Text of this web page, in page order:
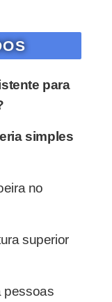
para
simples
no
superior
pessoas